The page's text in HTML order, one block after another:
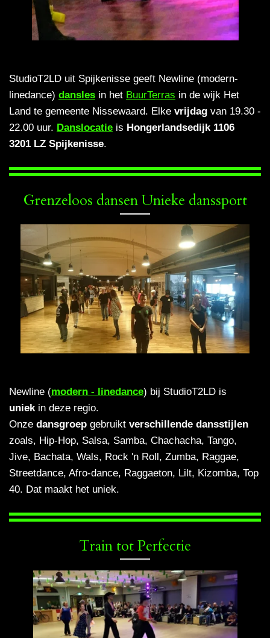
StudioT2LD uit Spijkenisse geeft Newline (modern-
linedance) dansles in het BuurTerras in de wijk Het
Land te gemeente Nissewaard. Elke vrijdag van 19.30 -
22.00 uur. Danslocatie is Hongerlandsedijk 1106
3201 LZ Spijkenisse.
Grenzeloos dansen Unieke danssport
Newline (modern - linedance) bij StudioT2LD is
uniekin deze regio.
Onze dansgroep gebruikt verschillende dansstijlen
zoals, Hip-Hop, Salsa, Samba, Chachacha, Tango,
Jive, Bachata, Wals, Rock 'n Roll, Zumba, Raggae,
Streetdance, Afro-dance, Raggaeton, Lilt, Kizomba, Top
40. Dat maakt het uniek.
Train tot Perfectie